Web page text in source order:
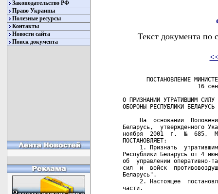
Законодательство РФ
Право Украины
Полезные ресурсы
Контакты
Новости сайта
Поиск документа
Текст документа по
ПОСТАНОВЛЕНИЕ
16
О ПРИЗНАНИИ УТРАТИВШИМ СИЛУ
ОБОРОНЫ РЕСПУБЛИКИ
На  основании
Беларусь,  утвержденного
ноября  2001  г.  №  685,
ПОСТАНОВЛЯЕТ:
1. Признать
Республики Беларусь от 4
об  управлении оперативно-
сил  и  войск
Беларусь".
2. Настоящее
части.